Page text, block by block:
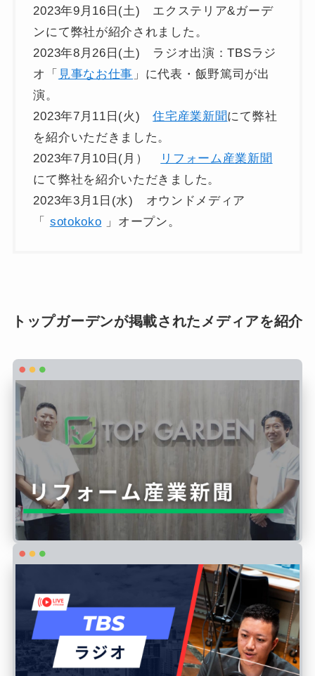
2023年9月16日(土) エクステリア&ガーデ
ンにて弊社が紹介されました。
2023年8月26日(土) ラジオ出演：TBSラジ
オ「 見事なお仕事 」に代表・飯野篤司が出
演。
2023年7月11日(火)住宅産業新聞にて弊社
を紹介いただきました。
2023年7月10日(月）
リフォーム産業新聞
にて弊社を紹介いただきました。
2023年3月1日(水) オウンドメディア
「 sotokoko 」オープン。
トップガーデンが掲載されたメディアを紹介